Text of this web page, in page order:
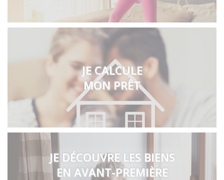
JE CALCULE
MON PRÊT
JE DÉCOUVRE LES BIENS
EN AVANT-PREMIÈRE